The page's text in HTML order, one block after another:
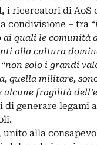
, i ricercatori di AoS
condivisione – tra “
ai quali le comunità
alla cultura
non solo i grandi
quella militare,
alcune fragilità
di generare legami
unito alla